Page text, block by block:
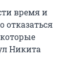
время и
отказаться
Никита